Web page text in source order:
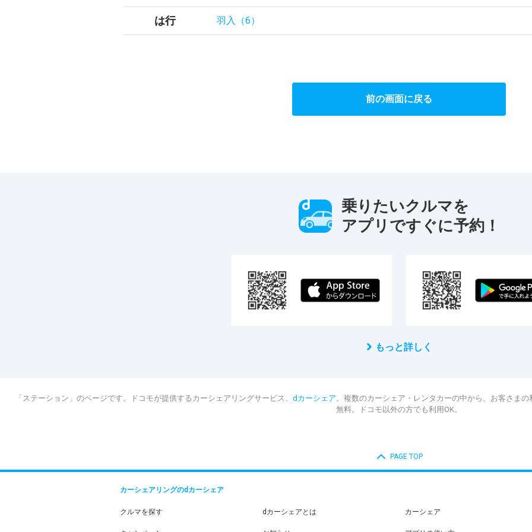
は行 羽入（6）
前の画面に戻る
乗りたいクルマを
アプリですぐに予約！
もっと詳しく
「ステーション」のページです。ドコモが提供するカーシェアリングサービス、 dカーシェア。複数のカーシェア・レンタカーの中から、お客さま
無料。ドコモ以外の方でも利用OK。
PAGE TOP
カーシェアリングのdカーシェア
クルマを探す dカーシェアとは カーシェア